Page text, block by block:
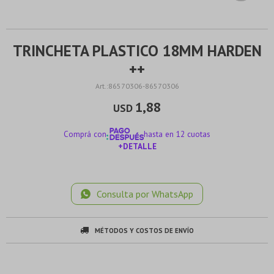
TRINCHETA PLASTICO 18MM HARDEN
++
86570306-86570306
USD 1,88
Comprá con
hasta en 12 cuotas
+DETALLE
Consulta por WhatsApp
MÉTODOS Y COSTOS DE ENVÍO